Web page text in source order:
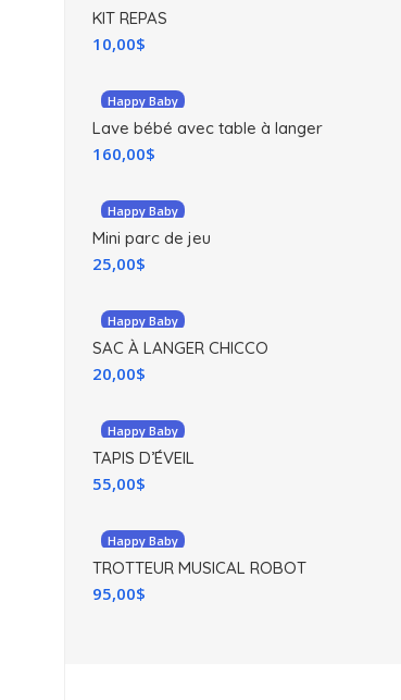
KIT REPAS
10,00$
Happy Baby
Lave bébé avec table à langer
160,00$
Happy Baby
Mini parc de jeu
25,00$
Happy Baby
SAC À LANGER CHICCO
20,00$
Happy Baby
TAPIS D’ÉVEIL
55,00$
Happy Baby
TROTTEUR MUSICAL ROBOT
95,00$